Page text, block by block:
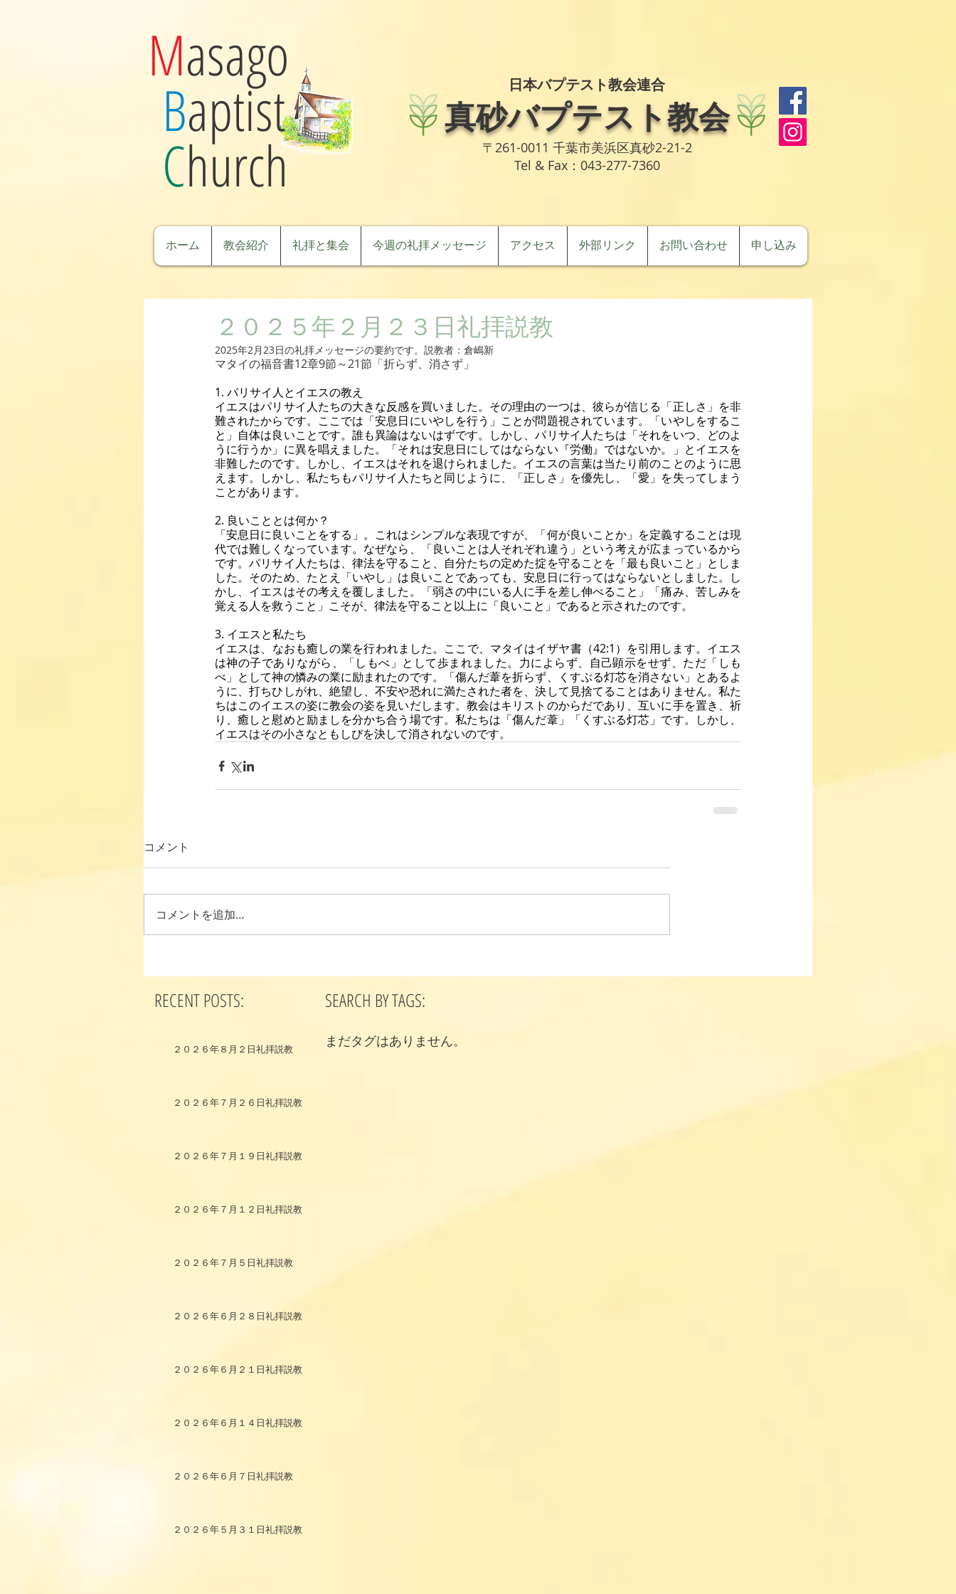
Masago
Baptist
Church
日本バプテスト教会連合
真砂バプテスト教会
〒261-0011 千葉市美浜区真砂2-21-2
Tel & Fax：043-277-7360
ホーム 教会紹介 礼拝と集会 今週の礼拝メッセージ アクセス 外部リンク お問い合わせ 申し込み
２０２５年２月２３日礼拝説教
2025年2月23日の礼拝メッセージの要約です。説教者：倉嶋新
マタイの福音書12章9節～21節「折らず、消さず」
1. パリサイ人とイエスの教え
イエスはパリサイ人たちの大きな反感を買いました。その理由の一つは、彼らが信じる「正しさ」を非
難されたからです。ここでは「安息日にいやしを行う」ことが問題視されています。「いやしをするこ
と」自体は良いことです。誰も異論はないはずです。しかし、パリサイ人たちは「それをいつ、どのよ
うに行うか」に異を唱えました。「それは安息日にしてはならない『労働』ではないか。」とイエスを
非難したのです。しかし、イエスはそれを退けられました。イエスの言葉は当たり前のことのように思
えます。しかし、私たちもパリサイ人たちと同じように、「正しさ」を優先し、「愛」を失ってしまう
ことがあります。
2. 良いこととは何か？
「安息日に良いことをする」。これはシンプルな表現ですが、「何が良いことか」を定義することは現
代では難しくなっています。なぜなら、「良いことは人それぞれ違う」という考えが広まっているから
です。パリサイ人たちは、律法を守ること、自分たちの定めた掟を守ることを「最も良いこと」としま
した。そのため、たとえ「いやし」は良いことであっても、安息日に行ってはならないとしました。し
かし、イエスはその考えを覆しました。「弱さの中にいる人に手を差し伸べること」「痛み、苦しみを
覚える人を救うこと」こそが、律法を守ること以上に「良いこと」であると示されたのです。
3. イエスと私たち
イエスは、なおも癒しの業を行われました。ここで、マタイはイザヤ書（42:1）を引用します。イエス
は神の子でありながら、「しもべ」として歩まれました。力によらず、自己顕示をせず、ただ「しも
べ」として神の憐みの業に励まれたのです。「傷んだ葦を折らず、くすぶる灯芯を消さない」とあるよ
うに、打ちひしがれ、絶望し、不安や恐れに満たされた者を、決して見捨てることはありません。私た
ちはこのイエスの姿に教会の姿を見いだします。教会はキリストのからだであり、互いに手を置き、祈
り、癒しと慰めと励ましを分かち合う場です。私たちは「傷んだ葦」「くすぶる灯芯」です。しかし、
イエスはその小さなともしびを決して消されないのです。
コメント
コメントを追加…
RECENT POSTS: SEARCH BY TAGS:
２０２６年８月２日礼拝説教
２０２６年７月２６日礼拝説教
２０２６年７月１９日礼拝説教
２０２６年７月１２日礼拝説教
２０２６年７月５日礼拝説教
２０２６年６月２８日礼拝説教
２０２６年６月２１日礼拝説教
２０２６年６月１４日礼拝説教
２０２６年６月７日礼拝説教
２０２６年５月３１日礼拝説教
まだタグはありません。